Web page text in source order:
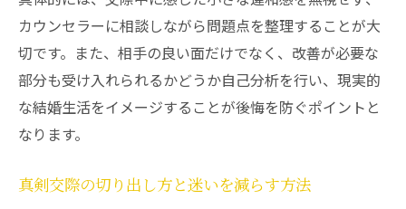
真剣交際中の連絡頻度と距離感バランスの
取り方
結婚相談所で踏み込み過ぎを防ぐポイント
真剣交際で相手の気持ちを尊重する大切さ
専門家と考える破局回避のための対策
め方
カウンセラーに相談しながら問題点を整理することが大
切です。また、相手の良い面だけでなく、改善が必要な
部分も受け入れられるかどうか自己分析を行い、現実的
な結婚生活をイメージすることが後悔を防ぐポイントと
なります。
真剣交際の切り出し方と迷いを減らす方法